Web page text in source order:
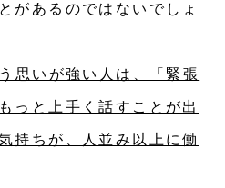
があるのではないでしょ
思いが強い人は、「緊張
っと上手く話すことが出
ちが、人並み以上に働